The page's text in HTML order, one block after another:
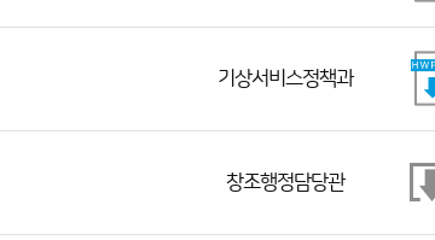
기상서비스정책과
창조행정담당관